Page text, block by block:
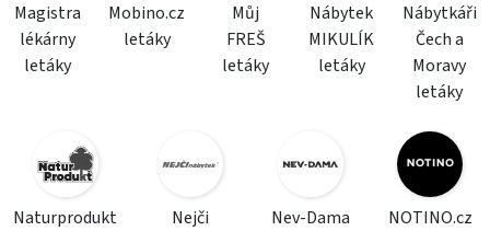
Magistra
lékárny
letáky
Mobino.cz
letáky
Můj
FREŠ
letáky
Nábytek
MIKULÍK
letáky
Nábytkáři
Čech a
Moravy
letáky
Naturprodukt
Nejči
Nev-Dama
NOTINO.cz